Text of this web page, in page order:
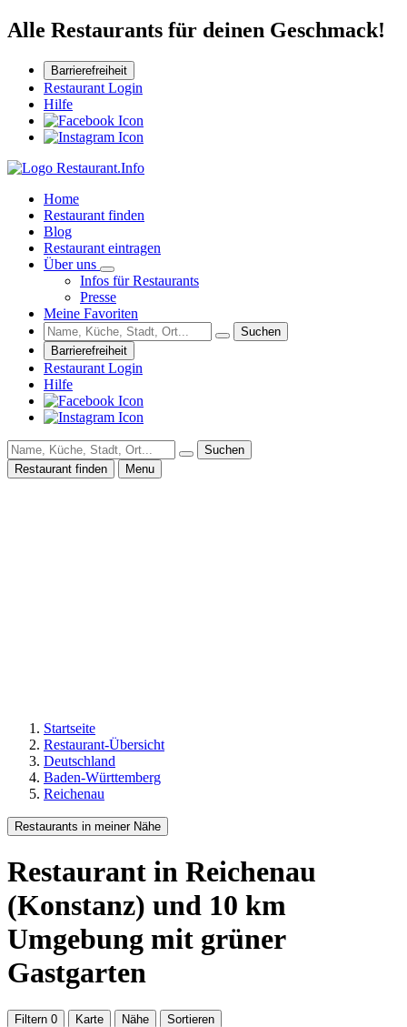
Alle Restaurants für deinen Geschmack!
Barrierefreiheit
Restaurant Login
Hilfe
Home
Restaurant finden
Blog
Restaurant eintragen
Über uns
Infos für Restaurants
Presse
Meine Favoriten
Suchen
Barrierefreiheit
Restaurant Login
Hilfe
Suchen
Restaurant finden
Menu
Startseite
Restaurant-Übersicht
Deutschland
Baden-Württemberg
Reichenau
Restaurants in meiner Nähe
Restaurant in Reichenau
(Konstanz) und 10 km
Umgebung mit grüner
Gastgarten
Filtern 0 Karte Nähe Sortieren